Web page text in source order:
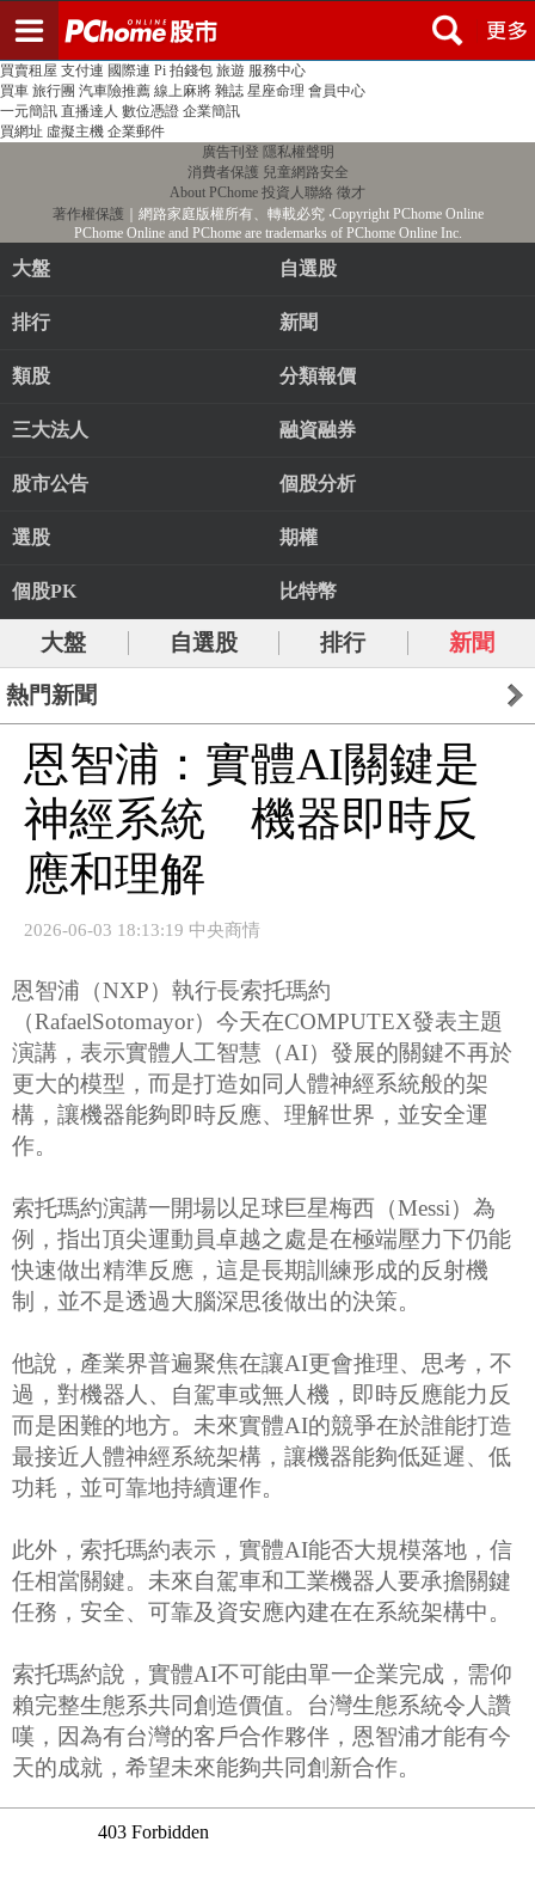
PChome首頁 線上購物 24h購物 書店
買賣租屋 支付連 國際連 Pi 拍錢包 旅遊 服務中心
買車 旅行團 汽車險推薦 線上麻將 雜誌 星座命理 會員中心
一元簡訊 直播達人 數位憑證 企業簡訊
買網址 虛擬主機 企業郵件
廣告刊登 隱私權聲明
消費者保護 兒童網路安全
About PChome 投資人聯絡 徵才
著作權保護 ｜網路家庭版權所有、轉載必究‧Copyright PChome Online
PChome Online and PChome are trademarks of PChome Online Inc.
大盤 自選股
排行 新聞
類股 分類報價
三大法人 融資融券
股市公告 個股分析
選股 期權
個股PK 比特幣
大盤 自選股 排行 新聞
熱門新聞
恩智浦：實體AI關鍵是
神經系統 機器即時反
應和理解
2026-06-03 18:13:19 中央商情
恩智浦（NXP）執行長索托瑪約
（RafaelSotomayor）今天在COMPUTEX發表主題
演講，表示實體人工智慧（AI）發展的關鍵不再於
更大的模型，而是打造如同人體神經系統般的架
構，讓機器能夠即時反應、理解世界，並安全運
作。
索托瑪約演講一開場以足球巨星梅西（Messi）為
例，指出頂尖運動員卓越之處是在極端壓力下仍能
快速做出精準反應，這是長期訓練形成的反射機
制，並不是透過大腦深思後做出的決策。
他說，產業界普遍聚焦在讓AI更會推理、思考，不
過，對機器人、自駕車或無人機，即時反應能力反
而是困難的地方。未來實體AI的競爭在於誰能打造
最接近人體神經系統架構，讓機器能夠低延遲、低
功耗，並可靠地持續運作。
此外，索托瑪約表示，實體AI能否大規模落地，信
任相當關鍵。未來自駕車和工業機器人要承擔關鍵
任務，安全、可靠及資安應內建在在系統架構中。
索托瑪約說，實體AI不可能由單一企業完成，需仰
賴完整生態系共同創造價值。台灣生態系統令人讚
嘆，因為有台灣的客戶合作夥伴，恩智浦才能有今
天的成就，希望未來能夠共同創新合作。